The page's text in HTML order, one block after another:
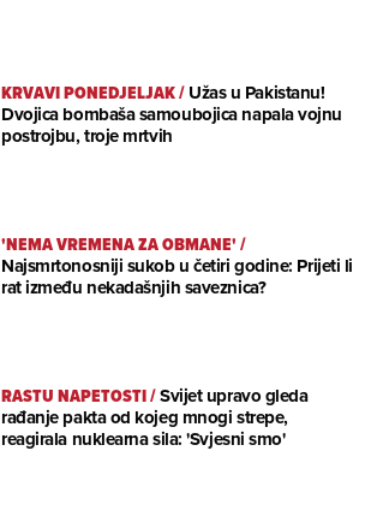
KRVAVI PONEDJELJAK/Užas u Pakistanu!
Dvojica bombaša samoubojica napala vojnu
postrojbu, troje mrtvih
'NEMA VREMENA ZA OBMANE'/
Najsmrtonosniji sukob u četiri godine: Prijeti li
rat između nekadašnjih saveznica?
RASTU NAPETOSTI/Svijet upravo gleda
rađanje pakta od kojeg mnogi strepe,
reagirala nuklearna sila: 'Svjesni smo'